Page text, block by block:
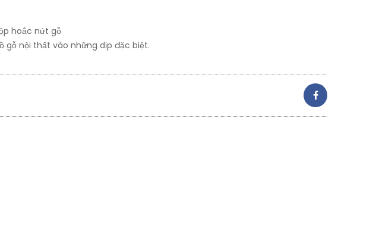
hoắc nứt gỗ
gỗ nội thất vào những dịp đặc biệt.